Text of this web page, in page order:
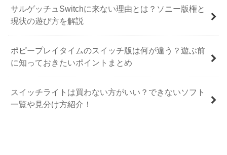
サルゲッチュSwitchに来ない理由とは？ソニー版権と
現状の遊び方を解説
ポピープレイタイムのスイッチ版は何が違う？遊ぶ前
に知っておきたいポイントまとめ
スイッチライトは買わない方がいい？できないソフト
一覧や見分け方紹介！